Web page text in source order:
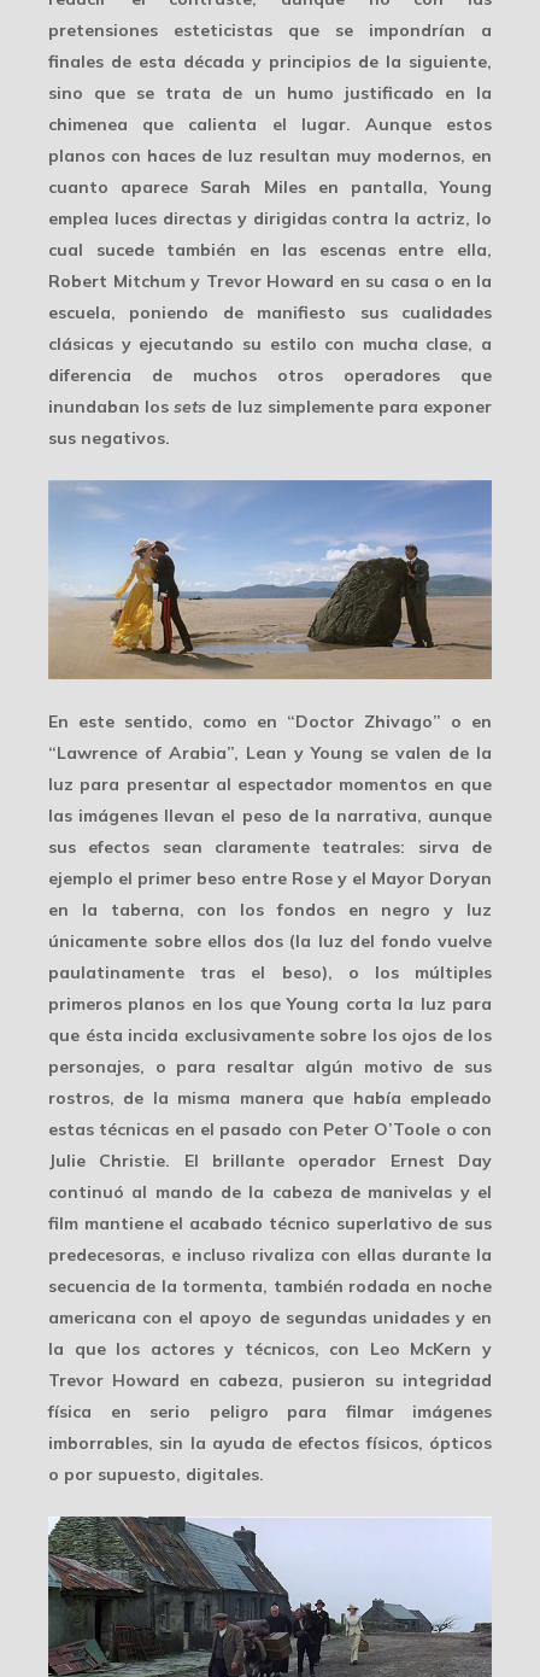
pretensiones esteticistas que se impondrían a
finales de esta década y principios de la siguiente,
sino que se trata de un humo justificado en la
chimenea que calienta el lugar. Aunque estos
planos con haces de luz resultan muy modernos, en
cuanto aparece Sarah Miles en pantalla, Young
emplea luces directas y dirigidascontra la actriz, lo
cual sucede también en las escenas entre ella,
Robert Mitchum y Trevor Howard en su casa o en la
escuela, poniendo de manifiesto sus cualidades
clásicas y ejecutando su estilo con mucha clase, a
diferencia de muchos otros operadores que
inundaban lossets de luz simplemente para exponer
sus negativos.
En este sentido, como en “Doctor Zhivago” o en
“Lawrence of Arabia”, Lean y Young se valen de la
luz para presentar al espectador momentos en que
las imágenes llevan el peso de la narrativa, aunque
sus efectos sean claramente teatrales: sirva de
ejemplo el primer beso entre Rose y el Mayor Doryan
en la taberna, con los fondos en negro y luz
únicamente sobre ellos dos (la luz del fondo vuelve
paulatinamente tras el beso), o los múltiples
primeros planos en los que Young corta la luz para
que ésta incida exclusivamente sobre los ojos de los
personajes, o para resaltar algún motivo de sus
rostros, de la misma manera que había empleado
estas técnicas en el pasado con Peter O’Toole o con
Julie Christie. El brillante operador Ernest Day
continuó al mando de la cabeza de manivelas y el
film mantiene el acabado técnico superlativo de sus
predecesoras, e incluso rivaliza con ellas durante la
secuencia de la tormenta, también rodada en noche
americana con el apoyo de segundas unidadesy en
la que los actores y técnicos, con Leo McKern y
Trevor Howard en cabeza, pusieron su integridad
física en serio peligro para filmar imágenes
imborrables, sin la ayuda de efectos físicos, ópticos
o por supuesto, digitales.